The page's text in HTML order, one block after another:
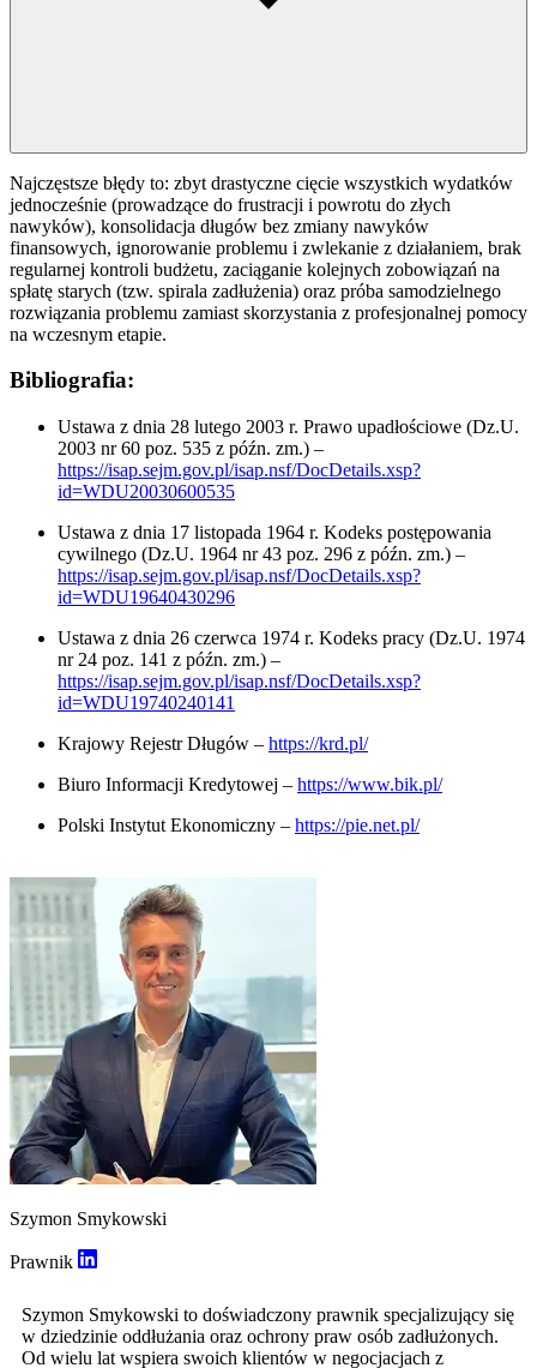
Najczęstsze błędy to: zbyt drastyczne cięcie wszystkich wydatków
jednocześnie (prowadzące do frustracji i powrotu do złych
nawyków), konsolidacja długów bez zmiany nawyków
finansowych, ignorowanie problemu i zwlekanie z działaniem, brak
regularnej kontroli budżetu, zaciąganie kolejnych zobowiązań na
spłatę starych (tzw. spirala zadłużenia) oraz próba samodzielnego
rozwiązania problemu zamiast skorzystania z profesjonalnej pomocy
na wczesnym etapie.
Bibliografia:
Ustawa z dnia 28 lutego 2003 r. Prawo upadłościowe (Dz.U.
2003 nr 60 poz. 535 z późn. zm.) –
https://isap.sejm.gov.pl/isap.nsf/DocDetails.xsp?
id=WDU20030600535
Ustawa z dnia 17 listopada 1964 r. Kodeks postępowania
cywilnego (Dz.U. 1964 nr 43 poz. 296 z późn. zm.) –
https://isap.sejm.gov.pl/isap.nsf/DocDetails.xsp?
id=WDU19640430296
Ustawa z dnia 26 czerwca 1974 r. Kodeks pracy (Dz.U. 1974
nr 24 poz. 141 z późn. zm.) –
https://isap.sejm.gov.pl/isap.nsf/DocDetails.xsp?
id=WDU19740240141
Krajowy Rejestr Długów – https://krd.pl/
Biuro Informacji Kredytowej – https://www.bik.pl/
Polski Instytut Ekonomiczny – https://pie.net.pl/
Szymon Smykowski
Prawnik
Szymon Smykowski to doświadczony prawnik specjalizujący się
w dziedzinie oddłużania oraz ochrony praw osób zadłużonych.
Od wielu lat wspiera swoich klientów w negocjacjach z